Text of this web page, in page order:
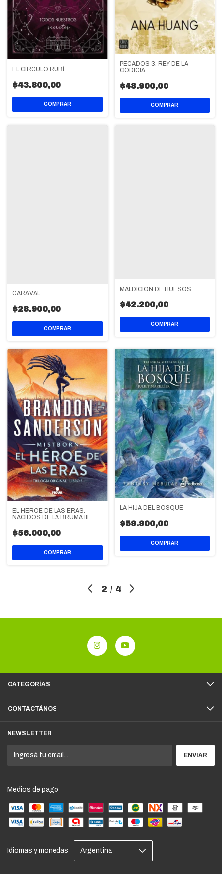
EL CÍRCULO RUBÍ
$43.800,00
PECADOS 3. REY DE LA
CODICIA
$48.900,00
CARAVAL
$28.900,00
MALDICION DE HUESOS
$42.200,00
EL HEROE DE LAS ERAS.
NACIDOS DE LA BRUMA III
$56.000,00
LA HIJA DEL BOSQUE
$59.900,00
2 / 4
CATEGORÍAS
CONTACTÁNOS
NEWSLETTER
Medios de pago
Idiomas y monedas